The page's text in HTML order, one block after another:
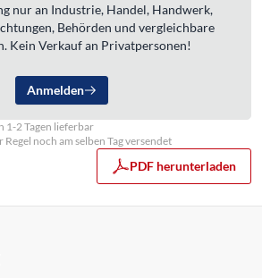
nur an Industrie, Handel, Handwerk,
Behörden und vergleichbare
Kein Verkauf an Privatpersonen!
Anmelden
1-2 Tagen lieferbar
noch am selben Tag versendet
PDF herunterladen